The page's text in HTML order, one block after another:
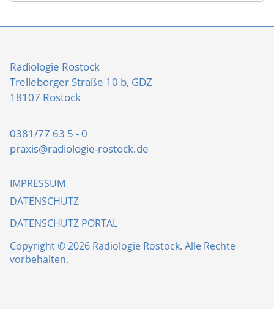
Radiologie Rostock
Trelleborger Straße 10 b, GDZ
18107 Rostock
0381/77 63 5 - 0
praxis@radiologie-rostock.de
IMPRESSUM
DATENSCHUTZ
DATENSCHUTZ PORTAL
Copyright © 2026 Radiologie Rostock. Alle Rechte
vorbehalten.